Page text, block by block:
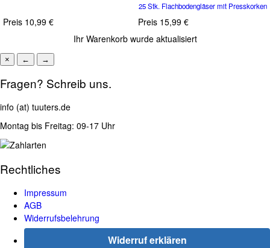
Preis 10,99 €
25 Stk. Flachbodengläser mit Presskorken
Preis 15,99 €
Ihr Warenkorb wurde aktualisiert
× ← →
Fragen? Schreib uns.
info (at) tuuters.de
Montag bis Freitag: 09-17 Uhr
Rechtliches
Impressum
AGB
Widerrufsbelehrung
Widerruf erklären